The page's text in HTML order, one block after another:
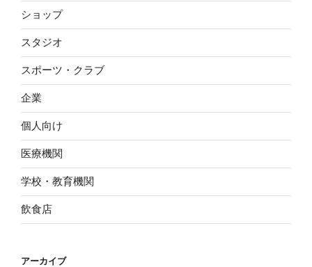
ショップ
スタジオ
スポーツ・クラブ
企業
個人向け
医療機関
学校・教育機関
飲食店
アーカイブ